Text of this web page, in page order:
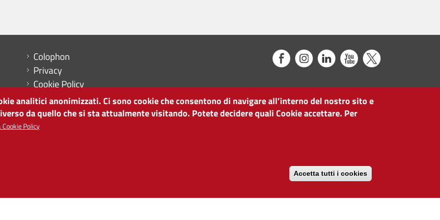
Menu footer
Colophon
Privacy
Cookie Policy
Mappa del sito
Impostazioni cookie
analitici anonimizzati. Ci sono cookie che consentono di navigare all’interno del nostro sito e
da quello che si sta attualmente visitando. Potete decidere quali Cookie accettare. Per
Policy
Accetta tutti i cookies